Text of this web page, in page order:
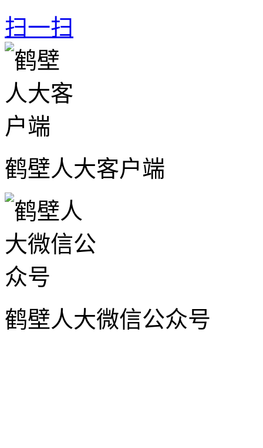
扫一扫
鹤壁人大客户端
鹤壁人大微信公众号